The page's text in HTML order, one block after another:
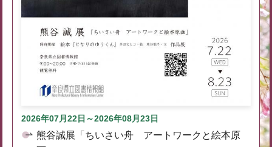
2026年07月22日～2026年08月23日
熊谷誠展「ちいさい舟 アートワークと絵本原